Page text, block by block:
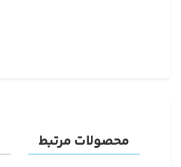
محصولات مرتبط